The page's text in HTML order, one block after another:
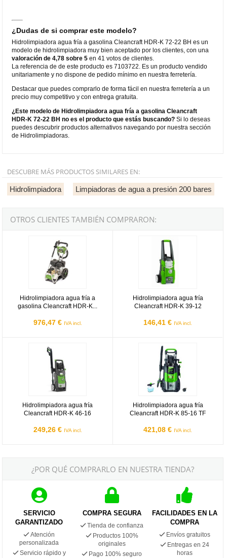
¿Dudas de si comprar este modelo?
Hidrolimpiadora agua fría a gasolina Cleancraft HDR-K 72-22 BH es un
modelo de hidrolimpiadora muy bien aceptado por los clientes, con una
valoración de 4,78 sobre 5 en 41 votos de clientes.
La referencia de de este producto es 7103722. Es un producto vendido
unitariamente y no dispone de pedido mínimo en nuestra ferretería.
Destacar que puedes comprarlo de forma fácil en nuestra ferretería a un
precio muy competitivo y con entrega gratuita.
¿Este modelo de Hidrolimpiadora agua fría a gasolina Cleancraft
HDR-K 72-22 BH no es el producto que estás buscando? Si lo deseas
puedes descubrir productos alternativos navegando por nuestra sección
de Hidrolimpiadoras.
DESCUBRE MÁS PRODUCTOS SIMILARES EN:
Hidrolimpiadora Limpiadoras de agua a presión 200 bares
OTROS CLIENTES TAMBIÉN COMPRARON:
Hidrolimpiadora agua fría a
gasolina Cleancraft HDR-K...
976,47 € IVA incl.
Hidrolimpiadora agua fría
Cleancraft HDR-K 39-12
146,41 € IVA incl.
Hidrolimpiadora agua fría
Cleancraft HDR-K 46-16
249,26 € IVA incl.
Hidrolimpiadora agua fría
Cleancraft HDR-K 85-16 TF
421,08 € IVA incl.
¿POR QUÉ COMPRARLO EN NUESTRA TIENDA?
SERVICIO
GARANTIZADO
Atención
personalizada
Servicio rápido y
COMPRA SEGURA
Tienda de confianza
Productos 100%
originales
Pago 100% seguro
FACILIDADES EN LA
COMPRA
Envíos gratuitos
Entregas en 24
horas